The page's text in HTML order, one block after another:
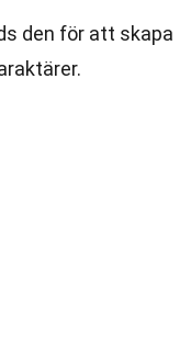
den för att skapa